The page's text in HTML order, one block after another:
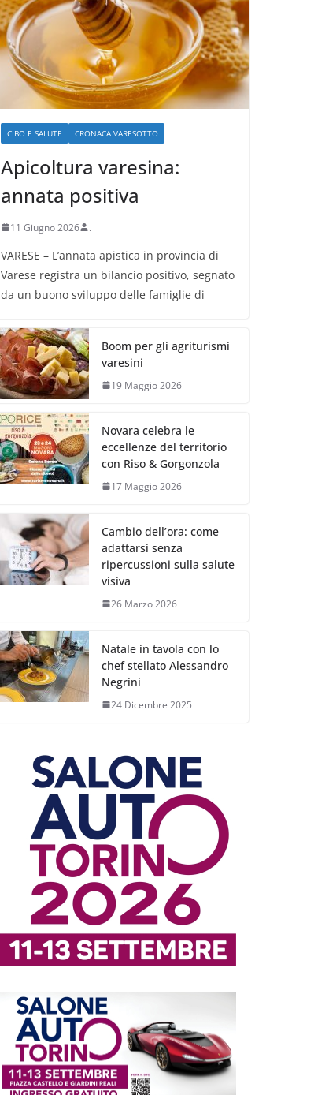
CIBO E SALUTE CRONACA VARESOTTO
Apicoltura varesina:
annata positiva
11 Giugno 2026 .
VARESE – L’annata apistica in provincia di
Varese registra un bilancio positivo, segnato
da un buono sviluppo delle famiglie di
Boom per gli agriturismi
varesini
19 Maggio 2026
Novara celebra le
eccellenze del territorio
con Riso & Gorgonzola
17 Maggio 2026
Cambio dell’ora: come
adattarsi senza
ripercussioni sulla salute
visiva
26 Marzo 2026
Natale in tavola con lo
chef stellato Alessandro
Negrini
24 Dicembre 2025